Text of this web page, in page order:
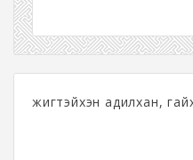
жигтэйхэн адилхан,